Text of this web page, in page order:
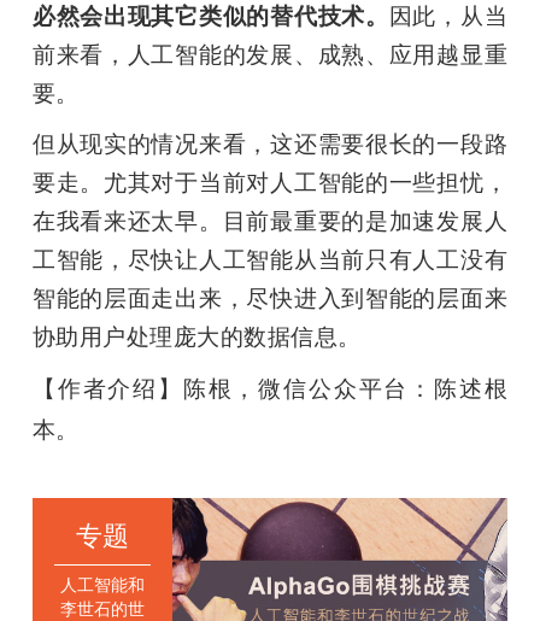
必然会出现其它类似的替代技术。 因此，从当
前来看，人工智能的发展、成熟、应用越显重
要。
但从现实的情况来看，这还需要很长的一段路
要走。尤其对于当前对人工智能的一些担忧，
在我看来还太早。目前最重要的是加速发展人
工智能，尽快让人工智能从当前只有人工没有
智能的层面走出来，尽快进入到智能的层面来
协助用户处理庞大的数据信息。
【作者介绍】 陈根，微信公众平台：陈述根
本。
专题
人工智能和
李世石的世